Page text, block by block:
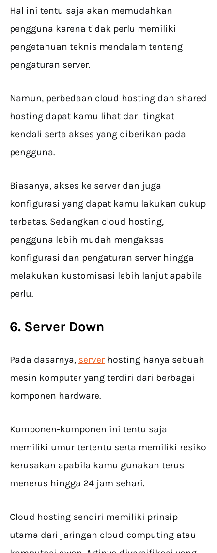
Hal ini tentu saja akan memudahkan
pengguna karena tidak perlu memiliki
pengetahuan teknis mendalam tentang
pengaturan server.
Namun, perbedaan cloud hosting dan shared
hosting dapat kamu lihat dari tingkat
kendali serta akses yang diberikan pada
pengguna.
Biasanya, akses ke server dan juga
konfigurasi yang dapat kamu lakukan cukup
terbatas. Sedangkan cloud hosting,
pengguna lebih mudah mengakses
konfigurasi dan pengaturan server hingga
melakukan kustomisasi lebih lanjut apabila
perlu.
6. Server Down
Pada dasarnya, server hosting hanya sebuah
mesin komputer yang terdiri dari berbagai
komponen hardware.
Komponen-komponen ini tentu saja
memiliki umur tertentu serta memiliki resiko
kerusakan apabila kamu gunakan terus
menerus hingga 24 jam sehari.
Cloud hosting sendiri memiliki prinsip
utama dari jaringan cloud computing atau